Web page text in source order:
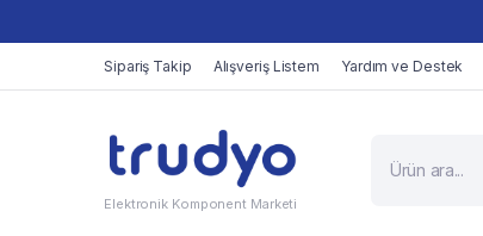
Sipariş Takip Alışveriş Listem Yardım ve Destek
Elektronik Komponent Marketi